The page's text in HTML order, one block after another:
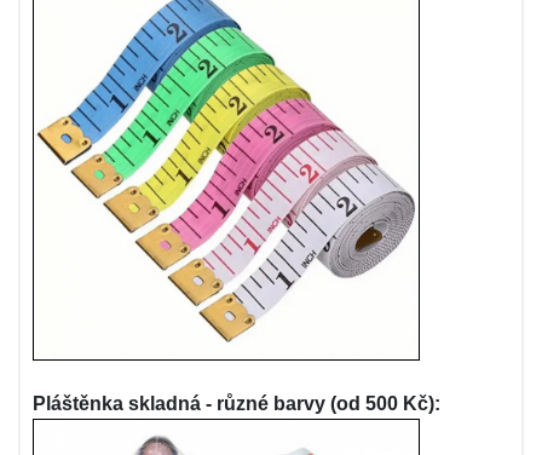
Pláštěnka skladná - různé barvy (od 500 Kč):